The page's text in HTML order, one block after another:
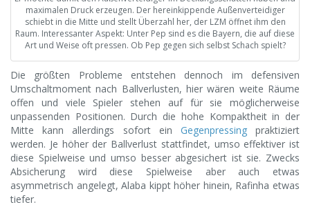
maximalen Druck erzeugen. Der hereinkippende Außenverteidiger
schiebt in die Mitte und stellt Überzahl her, der LZM öffnet ihm den
Raum. Interessanter Aspekt: Unter Pep sind es die Bayern, die auf diese
Art und Weise oft pressen. Ob Pep gegen sich selbst Schach spielt?
Die größten Probleme entstehen dennoch im defensiven
Umschaltmoment nach Ballverlusten, hier wären weite Räume
offen und viele Spieler stehen auf für sie möglicherweise
unpassenden Positionen. Durch die hohe Kompaktheit in der
Mitte kann allerdings sofort ein Gegenpressingpraktiziert
werden. Je höher der Ballverlust stattfindet, umso effektiver ist
diese Spielweise und umso besser abgesichert ist sie. Zwecks
Absicherung wird diese Spielweise aber auch etwas
asymmetrisch angelegt, Alaba kippt höher hinein, Rafinha etwas
tiefer.